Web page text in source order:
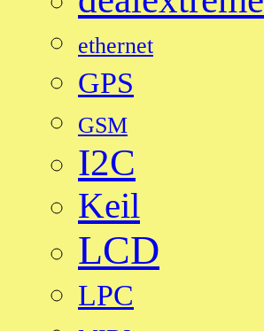
ethernet
GPS
GSM
I2C
Keil
LCD
LPC